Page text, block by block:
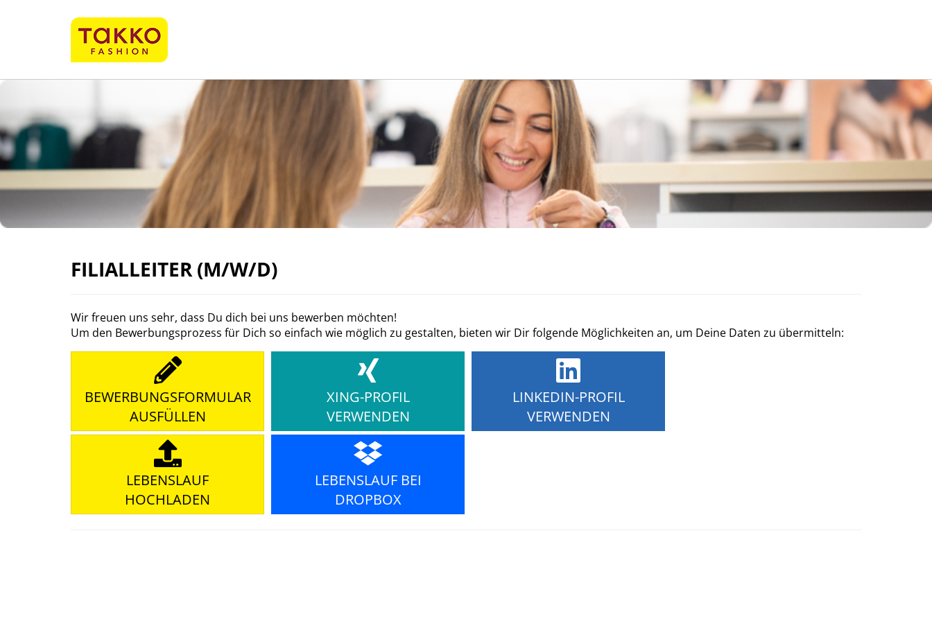
FILIALLEITER (M/W/D)
Wir freuen uns sehr, dass Du dich bei uns bewerben möchten!
Um den Bewerbungsprozess für Dich so einfach wie möglich zu gestalten, bieten wir Dir folgende Möglichkeiten an, um Deine Daten zu übermitteln:
BEWERBUNGSFORMULAR
AUSFÜLLEN
XING-PROFIL
VERWENDEN
LINKEDIN-PROFIL
VERWENDEN
LEBENSLAUF
HOCHLADEN
LEBENSLAUF BEI
DROPBOX